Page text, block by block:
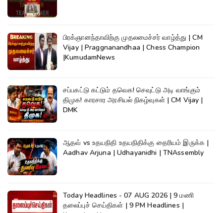
பிரக்ஞானந்தாவிற்கு முதலமைச்சர் வாழ்த்து | CM
Vijay | Praggnanandhaa | Chess Champion
|KumudamNews
சப்பகட்டு கட்டும் தவெக! செவுட்டு அடி வாங்கும்
திமுக! காரசார அரசியல் நிகழ்வுகள் | CM Vijay |
DMK
ஆதவ் vs உதயநிதி உதயநிதிக்கு தைரியம் இருக்க |
Aadhav Arjuna | Udhayanidhi | TNAssembly
Today Headlines - 07 AUG 2026 | 9 மணி
தலைப்புச் செய்திகள் | 9 PM Headlines |